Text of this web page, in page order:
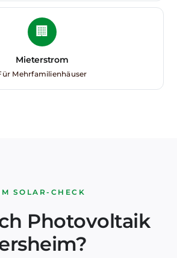
🏢
Mieterstrom
Mehrfamilienhäuser
SOLAR-CHECK
Photovoltaik